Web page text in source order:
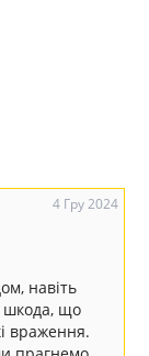
4 Гру 2024
навіть
шкода, що
враження.